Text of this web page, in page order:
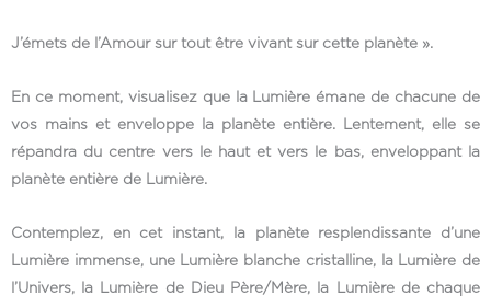
J’émets de l’Amour sur tout être vivant sur cette planète ».
En ce moment, visualisez que la Lumière émane de chacune de
vos mains et enveloppe la planète entière. Lentement, elle se
répandra du centre vers le haut et vers le bas, enveloppant la
planète entière de Lumière.
Contemplez, en cet instant, la planète resplendissante d’une
Lumière immense, une Lumière blanche cristalline, la Lumière de
l’Univers, la Lumière de Dieu Père/Mère, la Lumière de chaque